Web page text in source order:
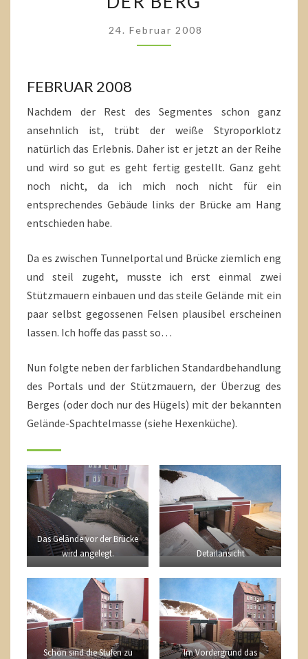
BERG
24. Februar 2008
FEBRUAR 2008
Nachdem der Rest des Segmentes schon ganz
ansehnlich ist, trübt der weiße Styroporklotz
natürlich das Erlebnis. Daher ist er jetzt an der Reihe
und wird so gut es geht fertig gestellt. Ganz geht
noch nicht, da ich mich noch nicht für ein
entsprechendes Gebäude links der Brücke am Hang
entschieden habe.
Da es zwischen Tunnelportal und Brücke ziemlich eng
und steil zugeht, musste ich erst einmal zwei
Stützmauern einbauen und das steile Gelände mit ein
paar selbst gegossenen Felsen plausibel erscheinen
lassen. Ich hoffe das passt so…
Nun folgte neben der farblichen Standardbehandlung
des Portals und der Stützmauern, der Überzug des
Berges (oder doch nur des Hügels) mit der bekannten
Gelände-Spachtelmasse (siehe Hexenküche).
Das Gelände vor der Brücke
wird angelegt.
Detailansicht
Schön sind die Stufen zu
Im Vordergrund das